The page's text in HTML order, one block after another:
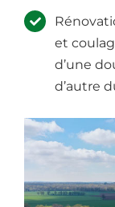
et
d’une
d’autre